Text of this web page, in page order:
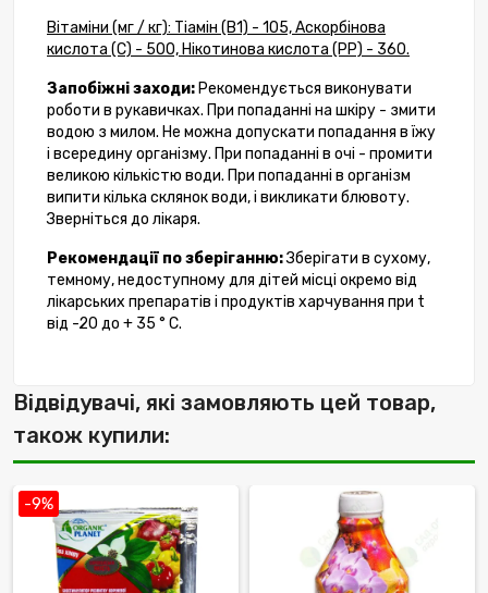
Вітаміни (мг / кг): Тіамін (В1) - 105, Аскорбінова
кислота (С) - 500, Нікотинова кислота (РР) - 360.
Запобіжні заходи: Рекомендується виконувати
роботи в рукавичках. При попаданні на шкіру - змити
водою з милом. Не можна допускати попадання в їжу
і всередину організму. При попаданні в очі - промити
великою кількістю води. При попаданні в організм
випити кілька склянок води, і викликати блювоту.
Зверніться до лікаря.
Рекомендації по зберіганню:Зберігати в сухому,
темному, недоступному для дітей місці окремо від
лікарських препаратів і продуктів харчування при t
від -20 до + 35 ° C.
Відвідувачі, які замовляють цей товар,
також купили:
-9%